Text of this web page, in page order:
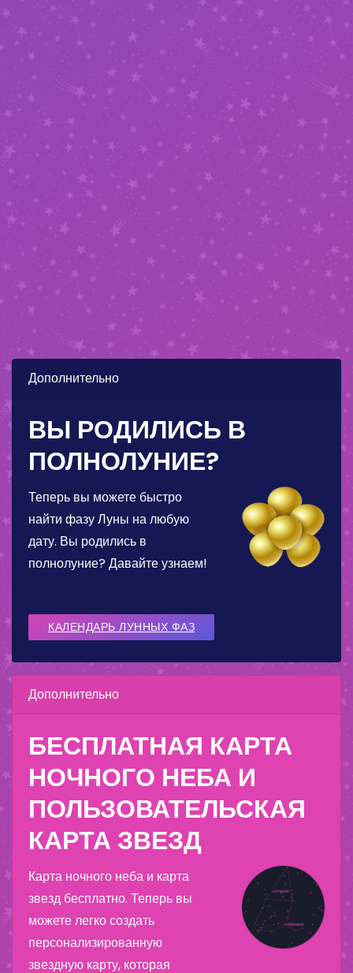
Дополнительно
ВЫ РОДИЛИСЬ В
ПОЛНОЛУНИЕ?
Теперь вы можете быстро
найти фазу Луны на любую
дату. Вы родились в
полнолуние? Давайте узнаем!
КАЛЕНДАРЬ ЛУННЫХ ФАЗ
Дополнительно
БЕСПЛАТНАЯ КАРТА
НОЧНОГО НЕБА И
ПОЛЬЗОВАТЕЛЬСКАЯ
КАРТА ЗВЕЗД
Карта ночного неба и карта
звезд бесплатно. Теперь вы
можете легко создать
персонализированную
звездную карту, которая